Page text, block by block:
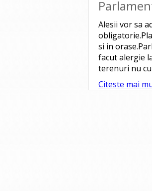
Alesii vor sa
si in
facut alergie
terenuri nu
Citeste mai